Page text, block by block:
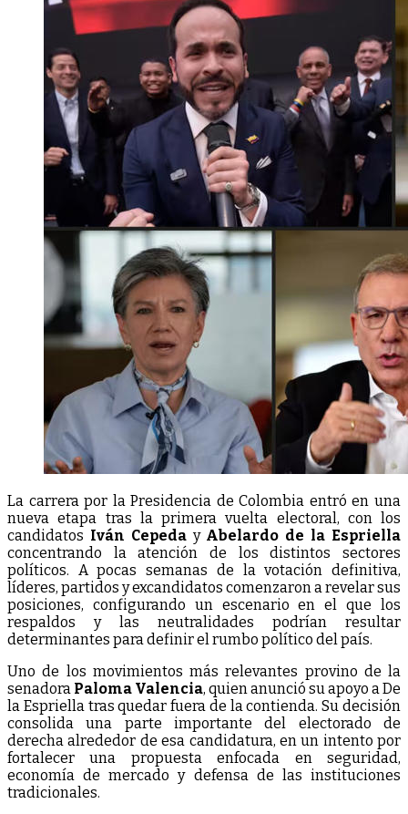
La carrera por la Presidencia de Colombia entró en una
nueva etapa tras la primera vuelta electoral, con los
candidatos Iván Cepeday Abelardo de la Espriella
concentrando la atención de los distintos sectores
políticos. A pocas semanas de la votación definitiva,
líderes, partidos y excandidatos comenzaron a revelar sus
posiciones, configurando un escenario en el que los
respaldos y las neutralidades podrían resultar
determinantes para definir el rumbo político del país.
Uno de los movimientos más relevantes provino de la
senadora Paloma Valencia, quien anunció su apoyo a De
la Espriella tras quedar fuera de la contienda. Su decisión
consolida una parte importante del electorado de
derecha alrededor de esa candidatura, en un intento por
fortalecer una propuesta enfocada en seguridad,
economía de mercado y defensa de las instituciones
tradicionales.